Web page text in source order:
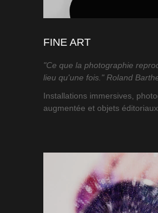
FINE ART
"Ce que la photographie
lieu qu'une fois." Roland
Installations immersives,
augmentée et objets éditoriaux.